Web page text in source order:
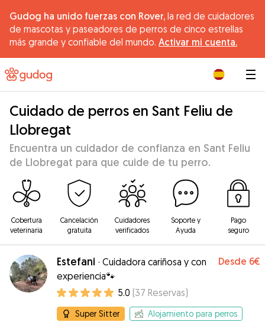
Gudog ha unido fuerzas con Rover, la red de cuidadores
de mascotas y paseadores de perros de cinco estrellas
más grande y confiable del mundo. Activar mi cuenta.
Cuidado de perros en Sant Feliu de
Llobregat
Encuentra un cuidador de confianza en Sant Feliu
de Llobregat para que cuide de tu perro.
Cobertura
veterinaria
Cancelación
gratuita
Cuidadores
verificados
Soporte y
Ayuda
Pago
seguro
Estefani · Cuidadora cariñosa y con
experiencia🐾
Desde 6€
5.0 (37 Reservas)
Super Sitter
Alojamiento para perros